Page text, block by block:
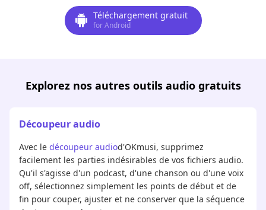
Téléchargement gratuit
for Android
Explorez nos autres outils audio gratuits
Découpeur audio
Avec le découpeur audiod'OKmusi, supprimez
facilement les parties indésirables de vos fichiers audio.
Qu'il s'agisse d'un podcast, d'une chanson ou d'une voix
off, sélectionnez simplement les points de début et de
fin pour couper, ajuster et ne conserver que la séquence